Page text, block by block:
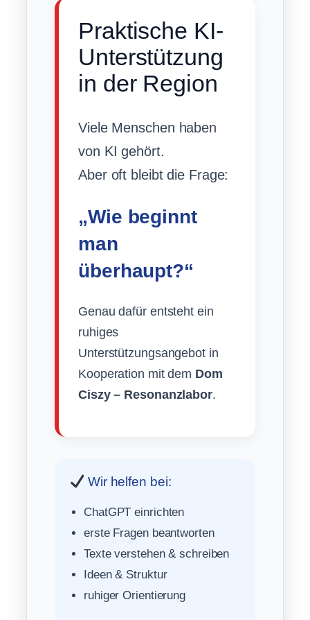
Praktische KI-
Unterstützung
in der Region
Viele Menschen haben
von KI gehört.
Aber oft bleibt die Frage:
„Wie beginnt
man
überhaupt?“
Genau dafür entsteht ein
ruhiges
Unterstützungsangebot in
Kooperation mit dem Dom
Ciszy – Resonanzlabor.
Wir helfen bei:
ChatGPT einrichten
erste Fragen beantworten
Texte verstehen & schreiben
Ideen & Struktur
ruhiger Orientierung